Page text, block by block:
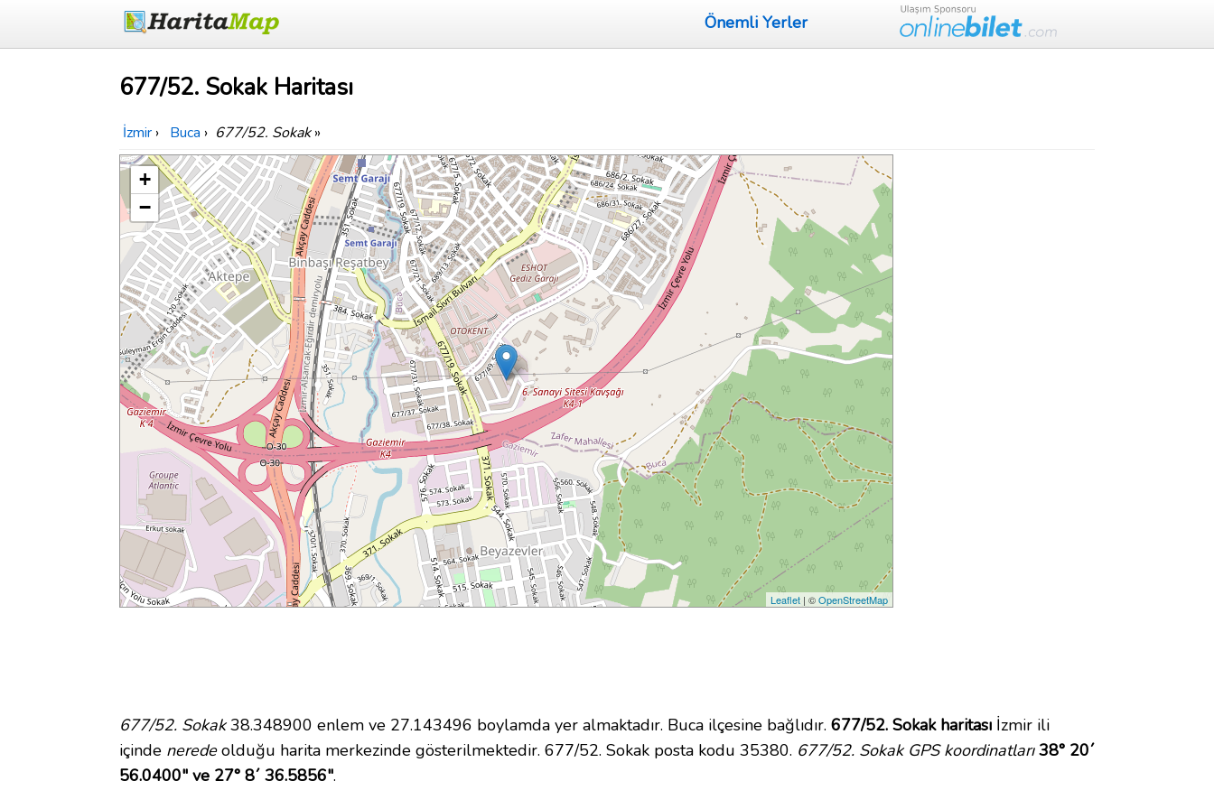
Önemli Yerler
677/52. Sokak Haritası
İzmir › Buca › 677/52. Sokak»
+
−
Leaflet | ©OpenStreetMap
677/52. Sokak38.348900 enlem ve 27.143496 boylamda yer almaktadır. Buca ilçesine bağlıdır. 677/52. Sokak haritası İzmir ili
içinde neredeolduğu harita merkezinde gösterilmektedir. 677/52. Sokak posta kodu 35380. 677/52. Sokak GPS koordinatları 38° 20´
56.0400" ve 27° 8´ 36.5856".